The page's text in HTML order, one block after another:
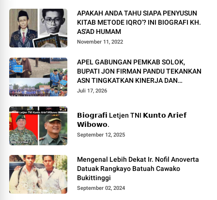
APAKAH ANDA TAHU SIAPA PENYUSUN
KITAB METODE IQRO'? INI BIOGRAFI KH.
AS'AD HUMAM
November 11, 2022
APEL GABUNGAN PEMKAB SOLOK,
BUPATI JON FIRMAN PANDU TEKANKAN
ASN TINGKATKAN KINERJA DAN
PELAYANAN MASYARAKAT.
Juli 17, 2026
𝗕𝗶𝗼𝗴𝗿𝗮𝗳𝗶 Letjen TNI 𝗞𝘂𝗻𝘁𝗼 𝗔𝗿𝗶𝗲𝗳
𝗪𝗶𝗯𝗼𝘄𝗼.
September 12, 2025
Mengenal Lebih Dekat Ir. Nofil Anoverta
Datuak Rangkayo Batuah Cawako
Bukittinggi
September 02, 2024